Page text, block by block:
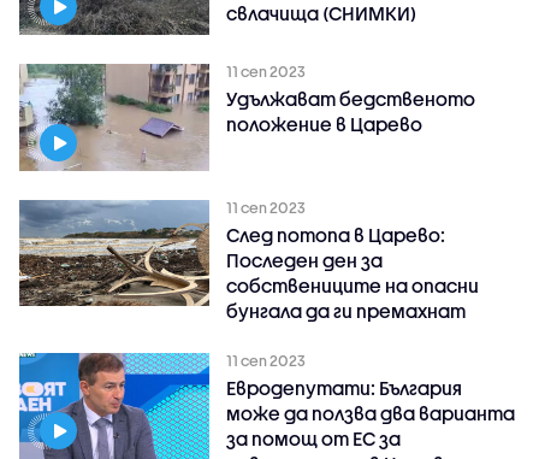
свлачища (СНИМКИ)
11 сеп 2023
Удължават бедственото
положение в Царево
11 сеп 2023
След потопа в Царево:
Последен ден за
собствениците на опасни
бунгала да ги премахнат
11 сеп 2023
Евродепутати: България
може да ползва два варианта
за помощ от ЕС за